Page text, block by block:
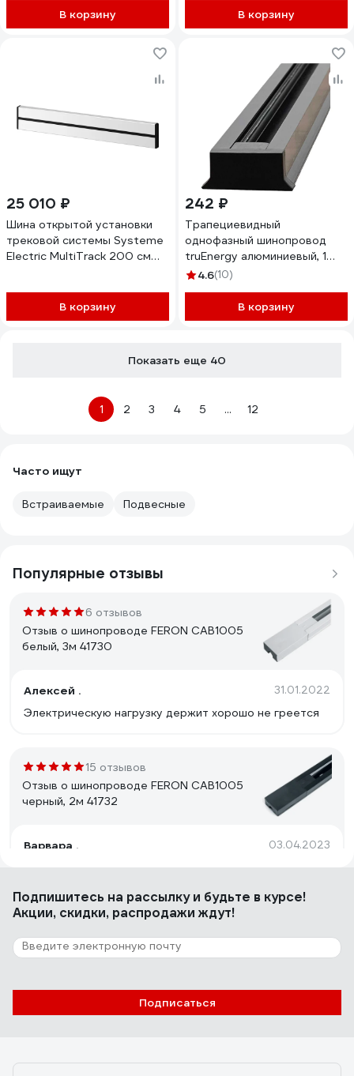
в комплекте заглушки 135237
В корзину
175-265В, алюминий/
пластик/медь, белый, 59784
В корзину
25 010 ₽
Шина открытой установки
трековой системы Systeme
Electric MultiTrack 200 см
В корзину
242 ₽
Трапециевидный
однофазный шинопровод
truEnergy алюминиевый, 1
метр, черный 25005
4.6(10)
В корзину
Показать еще 40
1 2 3 4 5 ... 12
Часто ищут
Встраиваемые Подвесные
Популярные отзывы
6 отзывов
Отзыв о шинопроводе FERON CAB1005
белый, 3м 41730
Алексей . 31.01.2022
Электрическую нагрузку держит хорошо не греется
15 отзывов
Отзыв о шинопроводе FERON CAB1005
черный, 2м 41732
Варвара . 03.04.2023
Цена
19 отзывов
Отзыв о шинопроводе FERON черный, 3м
CAB1003 10342
Подпишитесь на рассылкуи будьте в курсе!
Акции, скидки, распродажи ждут!
Подписаться